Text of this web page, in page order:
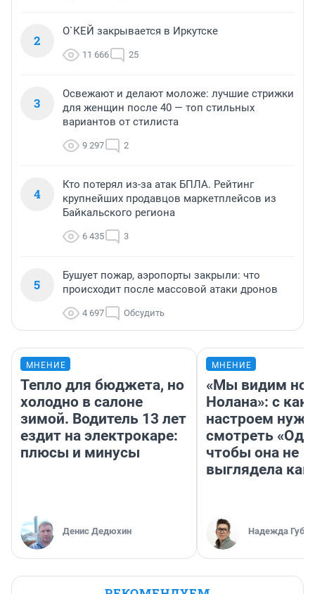
2
О`КЕЙ закрывается в Иркутске
11 666 25
3
Освежают и делают моложе: лучшие стрижки
для женщин после 40 — топ стильных
вариантов от стилиста
9 297 2
4
Кто потерял из-за атак БПЛА. Рейтинг
крупнейших продавцов маркетплейсов из
Байкальского региона
6 435 3
5
Бушует пожар, аэропорты закрыли: что
происходит после массовой атаки дронов
4 697 Обсудить
МНЕНИЕ
Тепло для бюджета, но
холодно в салоне
зимой. Водитель 13 лет
ездит на электрокаре:
плюсы и минусы
Денис Дедюхин
МНЕНИЕ
«Мы видим
Нолана»: с
настроем
смотреть
чтобы она не
выглядела как
Надежда